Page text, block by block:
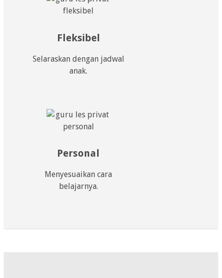
Fleksibel
Selaraskan dengan jadwal
anak.
Personal
Menyesuaikan cara
belajarnya.